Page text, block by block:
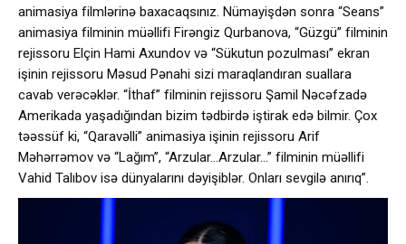
animasiya filmlərinə baxacaqsınız. Nümayişdən sonra “Seans”
animasiya filminin müəllifi Firəngiz Qurbanova, “Güzgü” filminin
rejissoru Elçin Hami Axundov və “Sükutun pozulması” ekran
işinin rejissoru Məsud Pənahi sizi maraqlandıran suallara
cavab verəcəklər. “İthaf” filminin rejissoru Şamil Nəcəfzadə
Amerikada yaşadığından bizim tədbirdə iştirak edə bilmir. Çox
təəssüf ki, “Qaravəlli” animasiya işinin rejissoru Arif
Məhərrəmov və “Lağım”, “Arzular…Arzular…” filminin müəllifi
Vahid Talıbov isə dünyalarını dəyişiblər. Onları sevgilə anırıq”.